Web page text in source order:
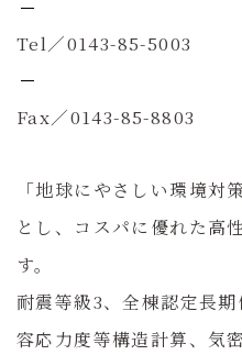
Tel／0143-85-5003
Fax／0143-85-8803
「地球にやさしい環境対
とし、コスパに優れた高
す。
耐震等級3、全棟認定長
容応力度等構造計算、気